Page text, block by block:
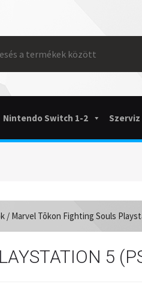
Nintendo Switch 1-2 Szerviz
/ Marvel Tōkon Fighting Souls
5